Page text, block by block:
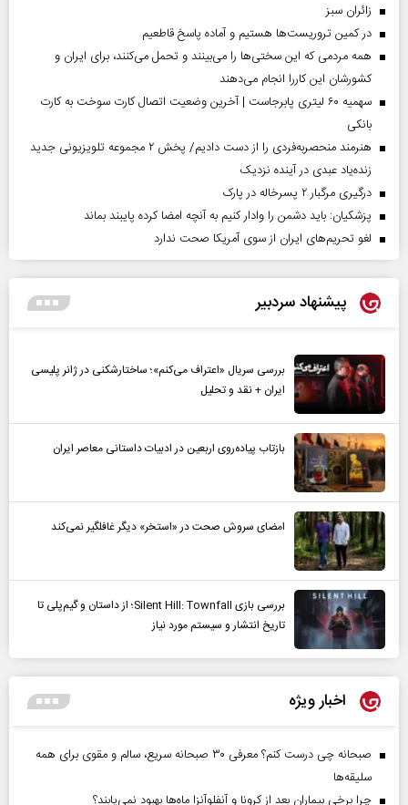
‌زائران سبز
در کمین تروریست‌ها هستیم و آماده پاسخ قاطعیم
همه مردمی که این سختی‌ها را می‌بینند و تحمل می‌کنند، برای ایران و
کشورشان این کاررا انجام می‌دهند
سهمیه ۶۰ لیتری پابرجاست | آخرین وضعیت اتصال کارت سوخت به کارت
بانکی
هنرمند منحصر‌به‌فردی را از دست دادیم/ پخش ۲ مجموعه تلویزیونی جدید
زنده‌یاد عبدی در آینده نزدیک
درگیری مرگبار ۲ پسرخاله در پارک
پزشکیان: باید دشمن را وادار کنیم به آنچه امضا کرده پایبند بماند
لغو تحریم‌های ایران از سوی آمریکا صحت ندارد
پیشنهاد سردبیر
بررسی سریال «اعتراف می‌کنم»؛ ساختارشکنی در ژانر پلیسی
ایران + نقد و تحلیل
بازتاب پیاده‌روی اربعین در ادبیات داستانی معاصر ایران
امضای سروش صحت در «استخر» دیگر غافلگیر نمی‌کند
بررسی بازی Silent Hill: Townfall؛ از داستان و گیم‌پلی تا
تاریخ انتشار و سیستم مورد نیاز
اخبار ویژه
صبحانه چی درست کنم؟ معرفی ۳۰ صبحانه سریع، سالم و مقوی برای همه
سلیقه‌ها
چرا برخی بیماران بعد از کرونا و آنفلوآنزا ماه‌ها بهبود نمی‌یابند؟